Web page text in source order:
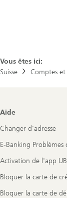
Vous êtes ici:
Suisse
Comptes et
Footer
Aide
Changer d’adresse
E-Banking Problèmes
Activation de l'app
Bloquer la carte de
Bloquer la carte de